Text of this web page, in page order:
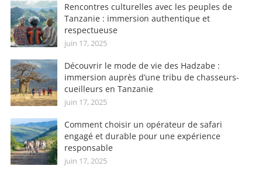
Rencontres culturelles avec les peuples de
Tanzanie : immersion authentique et
respectueuse
juin 17, 2025
Découvrir le mode de vie des Hadzabe :
immersion auprès d’une tribu de chasseurs-
cueilleurs en Tanzanie
juin 17, 2025
Comment choisir un opérateur de safari
engagé et durable pour une expérience
responsable
juin 17, 2025